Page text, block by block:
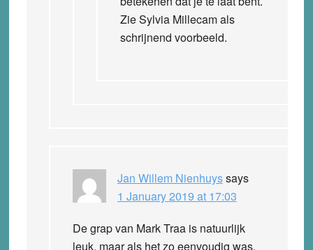
Zie Sylvia Millecam als
schrijnend voorbeeld.
Jan Willem Nienhuyssays
1 January 2019 at 17:03
De grap van Mark Traa is natuurlijk
leuk, maar als het zo eenvoudig was,